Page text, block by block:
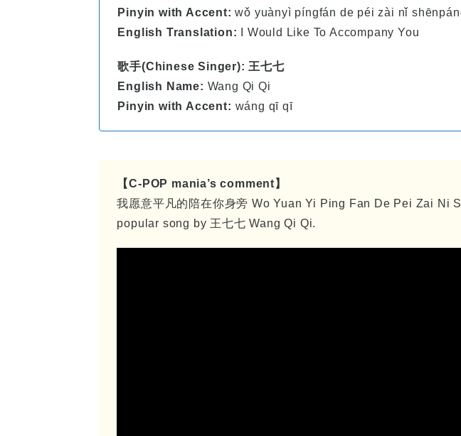
Pinyin with Accent:wǒ yuànyì píngfán de péi zài nǐ
English Translation:
I Would Like To Accompany You
歌手(Chinese Singer): 王七七
English Name: Wang Qi Qi
Pinyin with Accent: wáng qī qī
【C-POP mania’s comment】
我愿意平凡的陪在你身旁 Wo Yuan Yi Ping Fan De Pei Zai Ni
popular song by 王七七 Wang Qi Qi.